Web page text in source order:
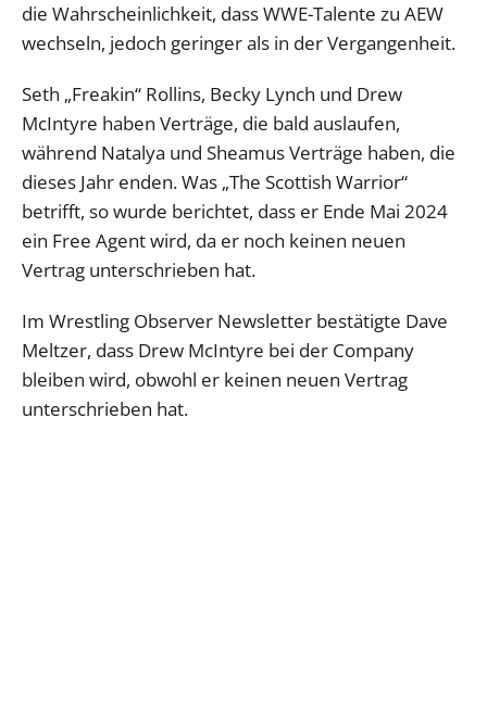
die Wahrscheinlichkeit, dass WWE-Talente zu AEW
wechseln, jedoch geringer als in der Vergangenheit.
Seth „Freakin“ Rollins, Becky Lynch und Drew
McIntyre haben Verträge, die bald auslaufen,
während Natalya und Sheamus Verträge haben, die
dieses Jahr enden. Was „The Scottish Warrior“
betrifft, so wurde berichtet, dass er Ende Mai 2024
ein Free Agent wird, da er noch keinen neuen
Vertrag unterschrieben hat.
Im Wrestling Observer Newsletter bestätigte Dave
Meltzer, dass Drew McIntyre bei der Company
bleiben wird, obwohl er keinen neuen Vertrag
unterschrieben hat.